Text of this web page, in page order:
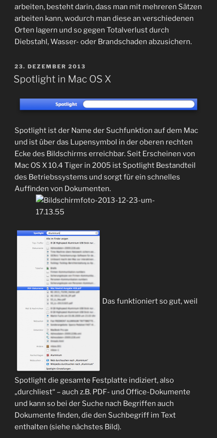
arbeiten, besteht darin, dass man mit mehreren Sätzen
arbeiten kann, wodurch man diese an verschiedenen
Orten lagern und so gegen Totalverlust durch
Diebstahl, Wasser- oder Brandschaden abzusichern.
VERÖFFENTLICHT
AM
23. DEZEMBER 2013
Spotlight in Mac OS X
Spotlight ist der Name der Suchfunktion auf dem Mac
und ist über das Lupensymbol in der oberen rechten
Ecke des Bildschirms erreichbar. Seit Erscheinen von
Mac OS X 10.4 Tiger in 2005 ist Spotlight Bestandteil
des Betriebssystems und sorgt für ein schnelles
Auffinden von Dokumenten.
Das funktioniert so gut, weil
Spotlight die gesamte Festplatte indiziert, also
„durchliest“ – auch z.B. PDF- und Office-Dokumente
und kann so bei der Suche nach Begriffen auch
Dokumente finden, die den Suchbegriff im Text
enthalten (siehe nächstes Bild).